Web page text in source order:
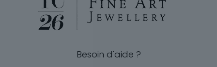
Besoin d'aide ?